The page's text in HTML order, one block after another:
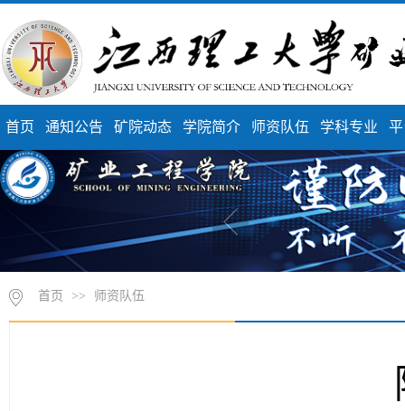
首页 通知公告 矿院动态 学院简介 师资队伍 学科专业
首页 >> 师资队伍